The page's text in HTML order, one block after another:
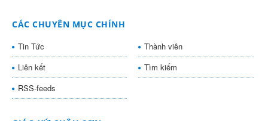
CÁC CHUYÊN MỤC CHÍNH
Tin Tức
Thành viên
Liên kết
Tìm kiếm
RSS-feeds